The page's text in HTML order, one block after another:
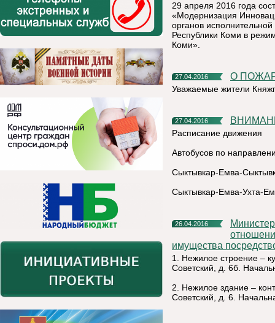
29 апреля 2016 года
«Модернизация
органов
Республики Коми в
Коми».
27.04.2016 О
Уважаемые жители
27.04.2016
Расписание движения
Автобусов по
Сыктывкар-Емва-
Сыктывкар-Емва-Ухта-
26.04.2016
Министерство Республики Коми имущественных и земельных
имущества
1. Нежилое строение –
Советский, д. 6б.
2. Нежилое здание –
Советский, д. 6.